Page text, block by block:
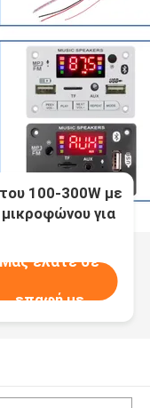
100-300W με
για
Μας ελάτε σε
επαφή με